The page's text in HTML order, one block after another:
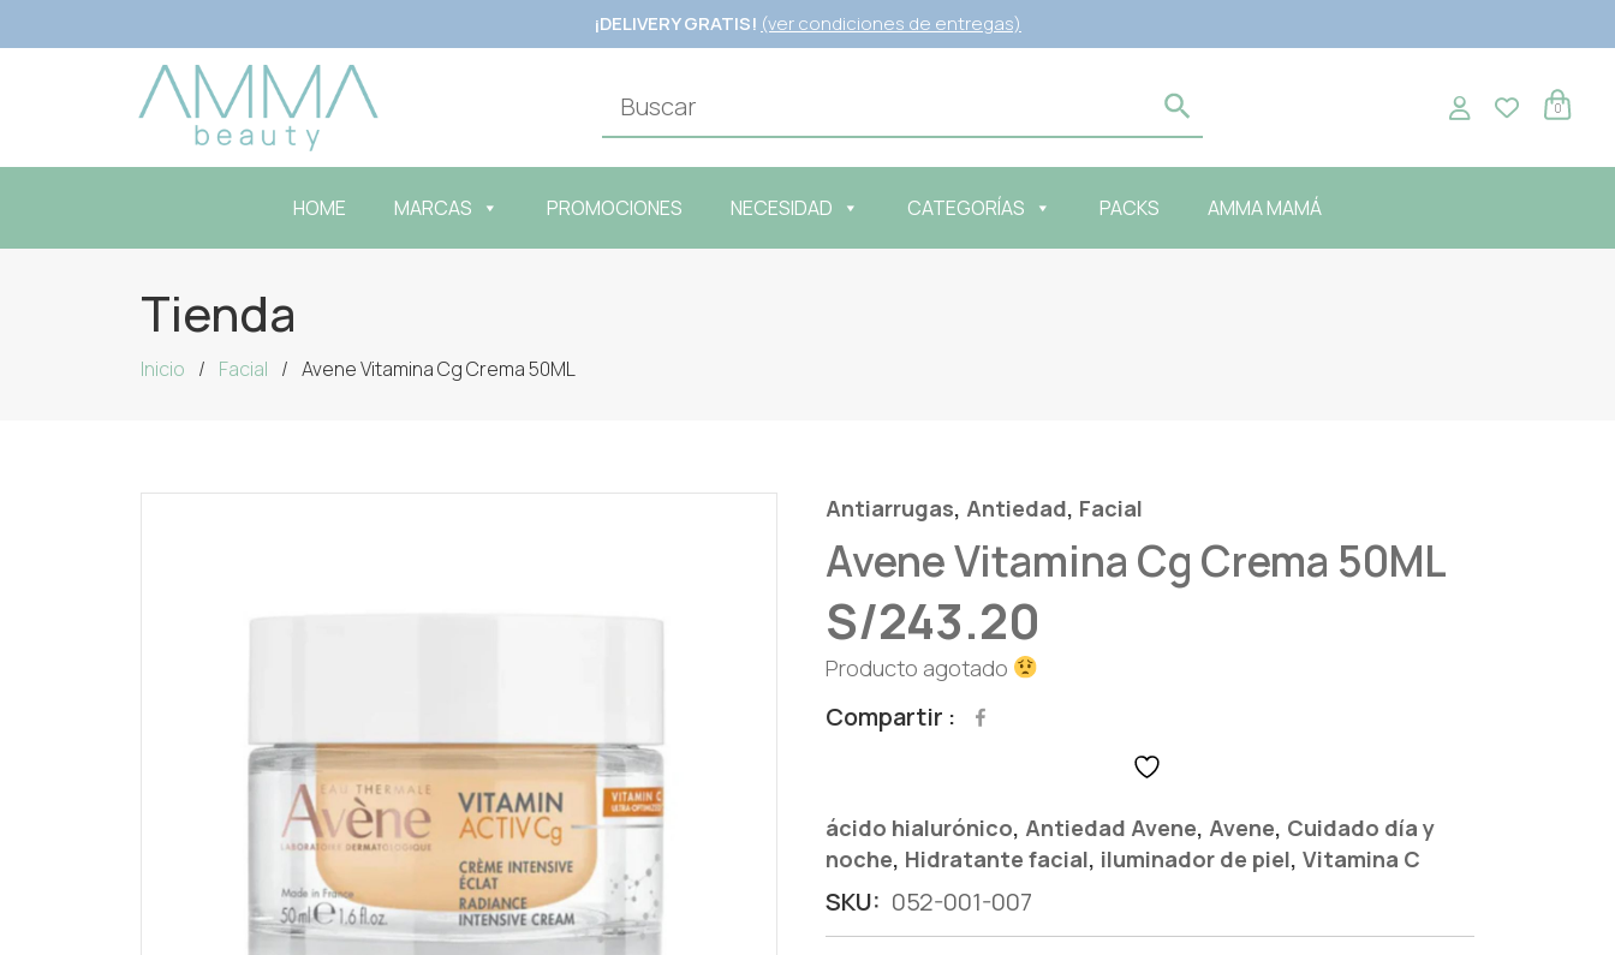
¡DELIVERY GRATIS! (ver condiciones de entregas)
0
HOME MARCAS PROMOCIONES NECESIDAD CATEGORÍAS PACKS AMMA MAMÁ
Tienda
Inicio Facial Avene Vitamina Cg Crema 50ML
Antiarrugas, Antiedad, Facial
Avene Vitamina Cg Crema 50ML
S/243.20
Producto agotado
Compartir
ácido hialurónico, Antiedad Avene, Avene, Cuidado día y
noche, Hidratante facial, iluminador de piel, Vitamina C
SKU: 052-001-007